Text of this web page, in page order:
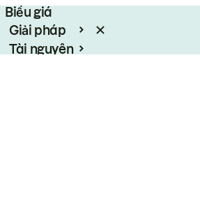
Biểu giá
Giải pháp
Tài nguyên